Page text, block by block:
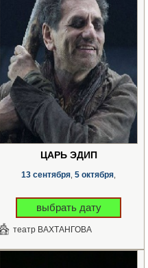
ЦАРЬ ЭДИП
13 сентября 5 октября
выбрать дату
театр ВАХТАНГОВА